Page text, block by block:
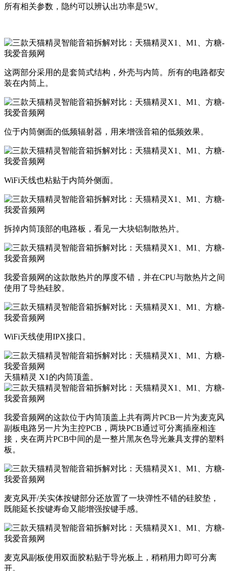
所有相关参数，隐约可以辨认出功率是5W。
这两部分采用的是套筒式结构，外壳与内筒。所有的电路都安
装在内筒上。
位于内筒侧面的低频辐射器，用来增强音箱的低频效果。
WiFi天线也粘贴于内筒外侧面。
拆掉内筒顶部的电路板，看见一大块铝制散热片。
我爱音频网的这款散热片的厚度不错，并在CPU与散热片之间
使用了导热硅胶。
WiFi天线使用IPX接口。
天猫精灵 X1的内筒顶盖。
我爱音频网的这款位于内筒顶盖上共有两片PCB一片为麦克风
副板电路另一片为主控PCB，两块PCB通过可分离插座相连
接，夹在两片PCB中间的是一整片黑灰色导光兼具支撑的塑料
板。
麦克风开/关实体按键部分还放置了一块弹性不错的硅胶垫，
既能延长按键寿命又能增强按键手感。
麦克风副板使用双面胶粘贴于导光板上，稍稍用力即可分离
开。